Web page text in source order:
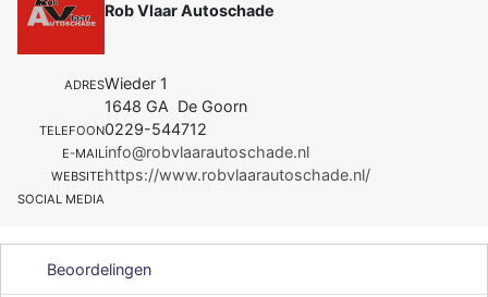
Rob Vlaar Autoschade
ADRESWieder 1
1648 GA De Goorn
TELEFOON0229-544712
E-MAILinfo@robvlaarautoschade.nl
WEBSITEhttps://www.robvlaarautoschade.nl/
SOCIAL MEDIA
Beoordelingen